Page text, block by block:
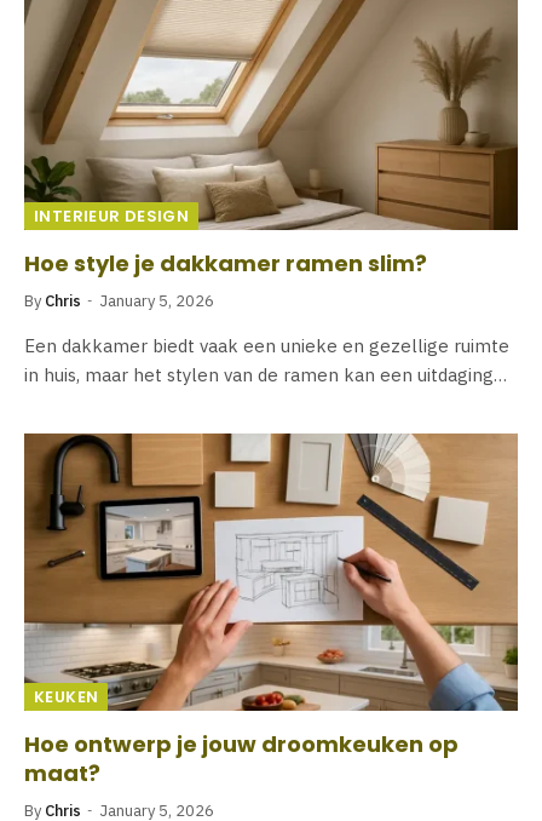
INTERIEUR DESIGN
Hoe style je dakkamer ramen slim?
By Chris January 5, 2026
Een dakkamer biedt vaak een unieke en gezellige ruimte
in huis, maar het stylen van de ramen kan een uitdaging…
KEUKEN
Hoe ontwerp je jouw droomkeuken op
maat?
By Chris January 5, 2026